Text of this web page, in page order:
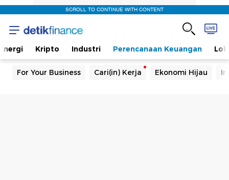
SCROLL TO CONTINUE WITH CONTENT
Kripto Industri Perencanaan Keuangan
For Your Business Cari(in) Kerja Ekonomi Hijau